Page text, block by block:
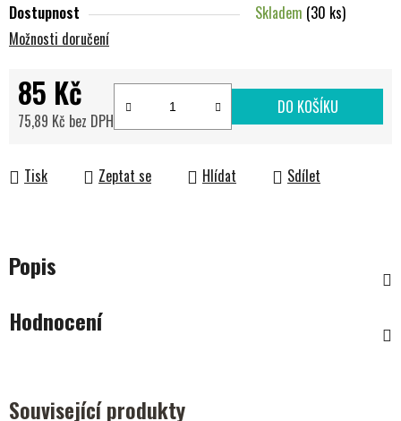
Dostupnost Skladem (30 ks)
Možnosti doručení
85 Kč
75,89 Kč bez DPH
DO KOŠÍKU
Tisk Zeptat se Hlídat Sdílet
Popis
Hodnocení
Související produkty